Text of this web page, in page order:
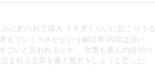
ルに釣られて購入 ２８才くらいに起こりうる
ていくべきかという解説本 内容は浅い。
ごいと言われるとか。 文章も素人の自分の
まれる文章を書く努力をしようと思った。